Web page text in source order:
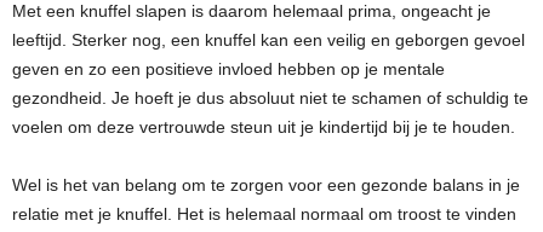
Met een knuffel slapen is daarom helemaal prima, ongeacht je
leeftijd. Sterker nog, een knuffel kan een veilig en geborgen gevoel
geven en zo een positieve invloed hebben op je mentale
gezondheid. Je hoeft je dus absoluut niet te schamen of schuldig te
voelen om deze vertrouwde steun uit je kindertijd bij je te houden.
Wel is het van belang om te zorgen voor een gezonde balans in je
relatie met je knuffel. Het is helemaal normaal om troost te vinden